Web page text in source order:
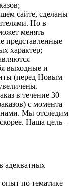
сайте, сделаны
Но в
менять
представленные
характер;
выходные и
(перед Новым
в течение 30
с момента
нами. Мы отследим
Наша цель –
адекватных
по тематике